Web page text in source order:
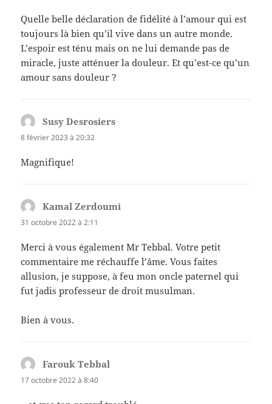
Quelle belle déclaration de fidélité à l’amour qui est
toujours là bien qu’il vive dans un autre monde.
L’espoir est ténu mais on ne lui demande pas de
miracle, juste atténuer la douleur. Et qu’est-ce qu’un
amour sans douleur ?
Susy Desrosiers
8 février 2023 à 20:32
Magnifique!
Kamal Zerdoumi
31 octobre 2022 à 2:11
Merci à vous également Mr Tebbal. Votre petit
commentaire me réchauffe l’âme. Vous faites
allusion, je suppose, à feu mon oncle paternel qui
fut jadis professeur de droit musulman.
Bien à vous.
Farouk Tebbal
17 octobre 2022 à 8:40